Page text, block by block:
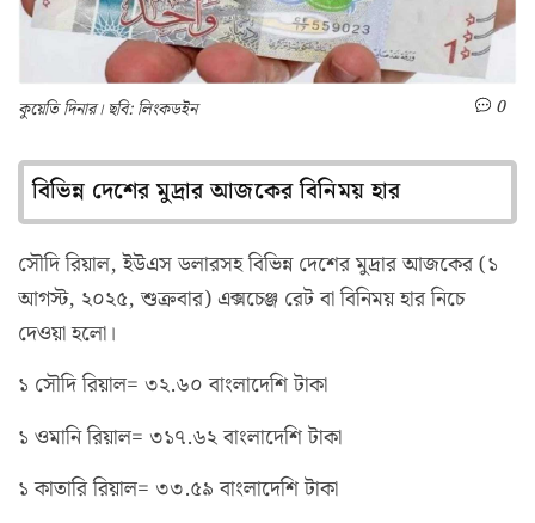
কুয়েতি দিনার। ছবি: লিংকডইন 0
বিভিন্ন দেশের মুদ্রার আজকের বিনিময় হার
সৌদি রিয়াল, ইউএস ডলারসহ বিভিন্ন দেশের মুদ্রার আজকের (১
আগস্ট, ২০২৫, শুক্রবার) এক্সচেঞ্জ রেট বা বিনিময় হার নিচে
দেওয়া হলো।
১ সৌদি রিয়াল= ৩২.৬০ বাংলাদেশি টাকা
১ ওমানি রিয়াল= ৩১৭.৬২ বাংলাদেশি টাকা
১ কাতারি রিয়াল= ৩৩.৫৯ বাংলাদেশি টাকা